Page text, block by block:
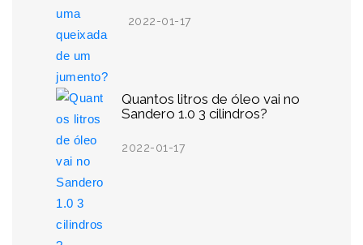
2022-01-17
Quantos litros de óleo vai no
Sandero 1.0 3 cilindros?
2022-01-17